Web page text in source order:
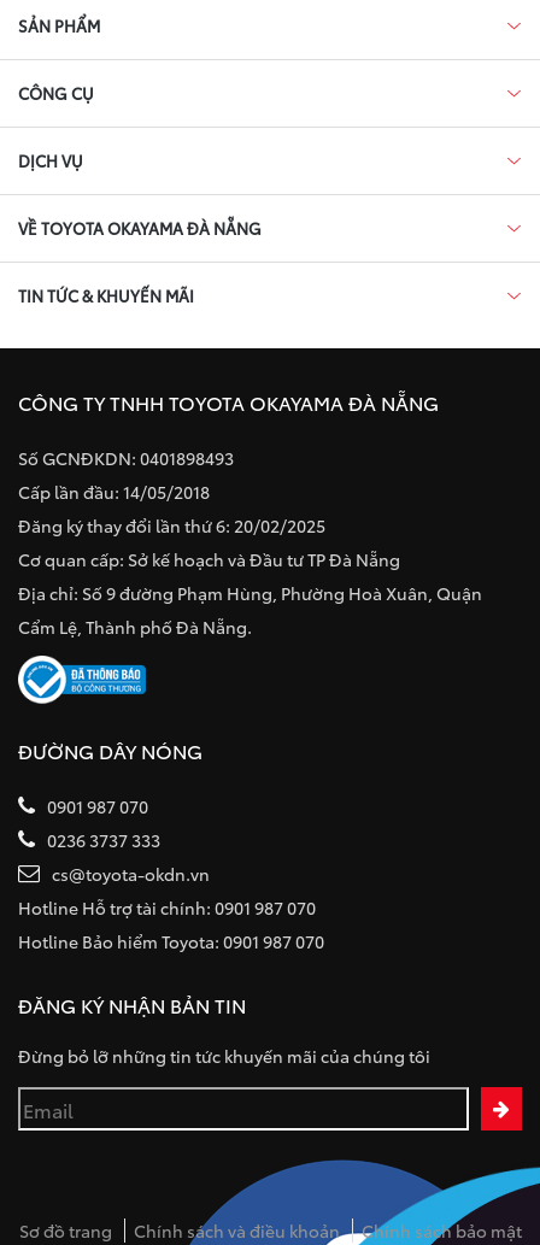
SẢN PHẨM
CÔNG CỤ
DỊCH VỤ
VỀ TOYOTA OKAYAMA ĐÀ NẴNG
TIN TỨC & KHUYẾN MÃI
CÔNG TY TNHH TOYOTA OKAYAMA ĐÀ NẴNG
Số GCNĐKDN: 0401898493
Cấp lần đầu: 14/05/2018
Đăng ký thay đổi lần thứ 6: 20/02/2025
Cơ quan cấp: Sở kế hoạch và Đầu tư TP Đà Nẵng
Địa chỉ: Số 9 đường Phạm Hùng, Phường Hoà Xuân, Quận
Cẩm Lệ, Thành phố Đà Nẵng.
ĐƯỜNG DÂY NÓNG
0901 987 070
0236 3737 333
cs@toyota-okdn.vn
Hotline Hỗ trợ tài chính: 0901 987 070
Hotline Bảo hiểm Toyota: 0901 987 070
ĐĂNG KÝ NHẬN BẢN TIN
Đừng bỏ lỡ những tin tức khuyến mãi của chúng tôi
Sơ đồ trang Chính sách và điều khoản
Chính sách bảo mật